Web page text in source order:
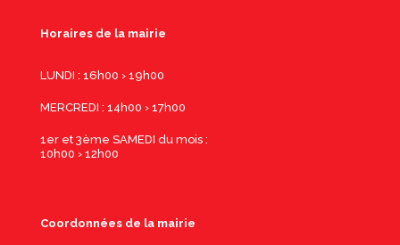
Horaires de la mairie
LUNDI : 16h00 › 19h00
MERCREDI : 14h00 › 17h00
1er et 3ème SAMEDI du mois :
10h00 › 12h00
Coordonnées de la mairie